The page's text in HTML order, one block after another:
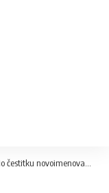
nadbiskupu Tomi Vukšiću